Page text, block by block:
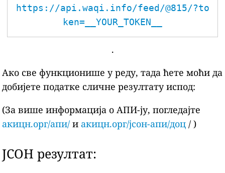
https://api.waqi.info/feed/@815/?to
ken=__YOUR_TOKEN__
.
Ако све функционише у реду, тада ћете моћи да
добијете податке сличне резултату испод:
(За више информација о АПИ-ју, погледајте
акицн.орг/апи/ и акицн.орг/јсон-апи/доц / )
ЈСОН резултат: